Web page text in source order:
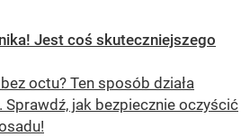
Jest coś skuteczniejszego
octu? Ten sposób działa
jak bezpiecznie oczyścić